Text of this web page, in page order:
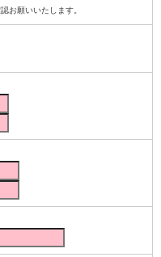
お願いいたします。